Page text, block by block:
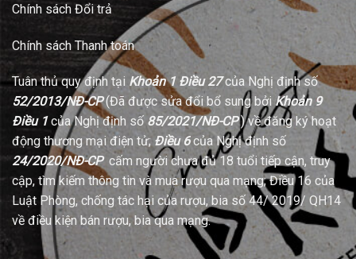
Chính sách Đổi trả
Chính sách Thanh toán
Tuân thủ quy định tại Khoản 1 Điều 27của Nghị định số
52/2013/NĐ-CP(Đã được sửa đổi bổ sung bởi Khoản 9
Điều 1của Nghị định số 85/2021/NĐ-CP) về đăng ký hoạt
động thương mại điện tử; Điều 6của Nghị định số
24/2020/NĐ-CPcấm người chưa đủ 18 tuổi tiếp cận, truy
cập, tìm kiếm thông tin và mua rượu qua mạng; Điều 16 của
Luật Phòng, chống tác hại của rượu, bia số 44/ 2019/ QH14
về điều kiện bán rượu, bia qua mạng.